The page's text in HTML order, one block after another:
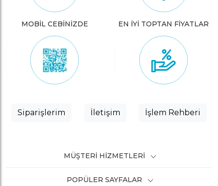
MOBİL CEBİNİZDE EN İYİ TOPTAN FİYATLAR
Siparişlerim İletişim İşlem Rehberi
MÜŞTERI HIZMETLERI
POPÜLER SAYFALAR